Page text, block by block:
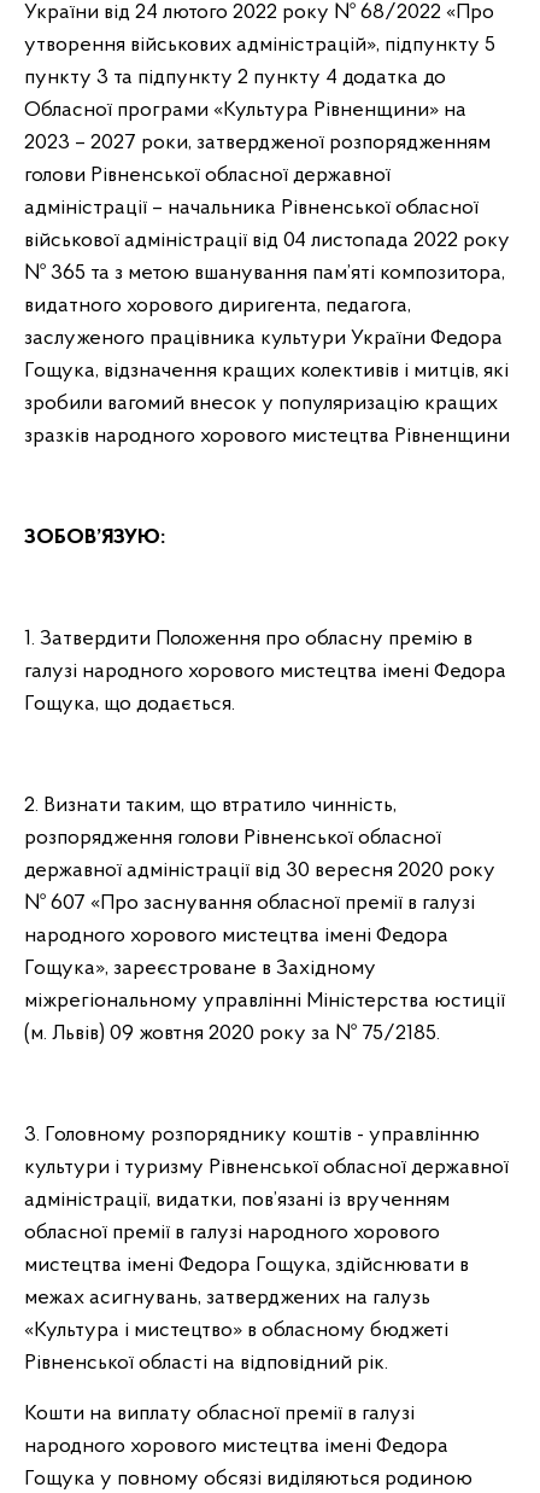
України від 24 лютого 2022 року № 68/2022 «Про
утворення військових адміністрацій», підпункту 5
пункту 3 та підпункту 2 пункту 4 додатка до
Обласної програми «Культура Рівненщини» на
2023 – 2027 роки, затвердженої розпорядженням
голови Рівненської обласної державної
адміністрації – начальника Рівненської обласної
військової адміністрації від 04 листопада 2022 року
№ 365 та з метою вшанування пам’яті композитора,
видатного хорового диригента, педагога,
заслуженого працівника культури України Федора
Гощука, відзначення кращих колективів і митців, які
зробили вагомий внесок у популяризацію кращих
зразків народного хорового мистецтва Рівненщини
ЗОБОВ’ЯЗУЮ:
1. Затвердити Положення про обласну премію в
галузі народного хорового мистецтва імені Федора
Гощука, що додається.
2. Визнати таким, що втратило чинність,
розпорядження голови Рівненської обласної
державної адміністрації від 30 вересня 2020 року
№ 607 «Про заснування обласної премії в галузі
народного хорового мистецтва імені Федора
Гощука», зареєстроване в Західному
міжрегіональному управлінні Міністерства юстиції
(м. Львів) 09 жовтня 2020 року за № 75/2185.
3. Головному розпоряднику коштів - управлінню
культури і туризму Рівненської обласної державної
адміністрації, видатки, пов’язані із врученням
обласної премії в галузі народного хорового
мистецтва імені Федора Гощука, здійснювати в
межах асигнувань, затверджених на галузь
«Культура і мистецтво» в обласному бюджеті
Рівненської області на відповідний рік.
Кошти на виплату обласної премії в галузі
народного хорового мистецтва імені Федора
Гощука у повному обсязі виділяються родиною